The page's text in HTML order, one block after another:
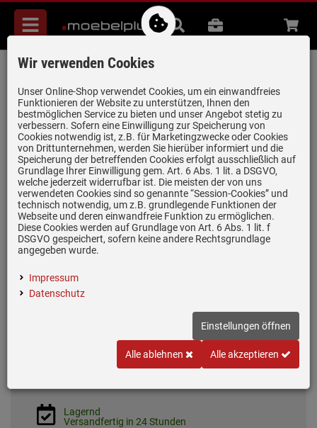
Menü
Suche
B2B Beratung
AEG TR2LV FlexiRunners™ Backauszug 2
Paar
Artikel-Nummer:19943733 | Herstellernummer: 944189356 |
EAN:7332543112913
nur noch 2 Stück verfügbar!
(5)
für zwei Ebenen
€
Lagernd
Versandfertig in 24 Stunden
Wir verwenden Cookies
Unser Online-Shop verwendet Cookies, um ein einwandfreies
Funktionieren der Website zu unterstützen, Ihnen den
bestmöglichen Service zu bieten und unser Angebot stetig zu
verbessern. Sofern eine Einwilligung zur Speicherung von
Cookies notwendig ist, z.B. für Marketingzwecke oder Cookies
von Drittunternehmen, werden Sie hierüber informiert und die
Speicherung der betreffenden Cookies erfolgt ausschließlich auf
Grundlage Ihrer Einwilligung gem. Art. 6 Abs. 1 lit. a DSGVO,
welche jederzeit widerrufbar ist. Die meisten der von uns
verwendeten Cookies sind so genannte “Session-Cookies” und
technisch notwendig, um z.B. grundlegende Funktionen der
Webseite und deren einwandfreie Funktion zu ermöglichen.
Diese Cookies werden auf Grundlage von Art. 6 Abs. 1 lit. f
DSGVO gespeichert, sofern keine andere Rechtsgrundlage
angegeben wurde.
Impressum
Datenschutz
Einstellungen öffnen
Alle ablehnen Alle akzeptieren